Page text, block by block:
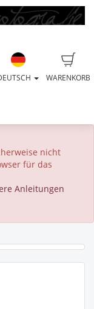
WARENKORB
nicht
für das
Anleitungen